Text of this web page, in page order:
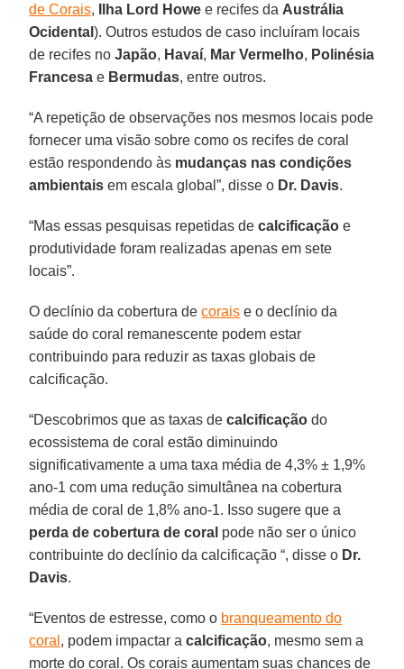
de Corais, Ilha Lord Howe e recifes da Austrália
Ocidental). Outros estudos de caso incluíram locais
de recifes noJapão, Havaí, Mar Vermelho, Polinésia
Francesa e Bermudas, entre outros.
“A repetição de observações nos mesmos locais pode
fornecer uma visão sobre como os recifes de coral
estão respondendo às mudanças nas condições
ambientais em escala global”, disse o Dr. Davis.
“Mas essas pesquisas repetidas decalcificação e
produtividade foram realizadas apenas em sete
locais”.
O declínio da cobertura decorais e o declínio da
saúde do coral remanescente podem estar
contribuindo para reduzir as taxas globais de
calcificação.
“Descobrimos que as taxas decalcificação do
ecossistema de coral estão diminuindo
significativamente a uma taxa média de 4,3% ± 1,9%
ano-1 com uma redução simultânea na cobertura
média de coral de 1,8% ano-1. Isso sugere que a
perda de cobertura de coral pode não ser o único
contribuinte do declínio da calcificação “, disse o Dr.
Davis.
“Eventos de estresse, como o branqueamento do
coral , podem impactar acalcificação, mesmo sem a
morte do coral. Os corais aumentam suas chances de